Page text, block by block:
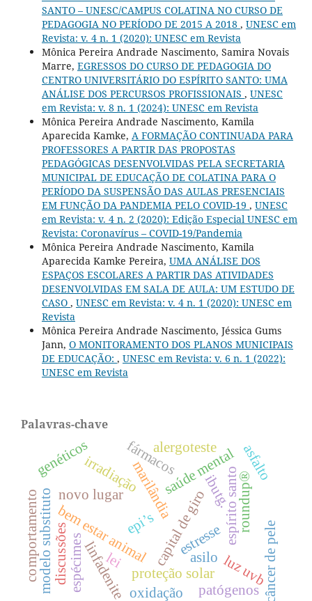
SANTO – UNESC/CAMPUS COLATINA NO CURSO DE
PEDAGOGIA NO PERÍODO DE 2015 A 2018 , UNESC em
Revista: v. 4 n. 1 (2020): UNESC em Revista
Mônica Pereira Andrade Nascimento, Samira Novais
Marre, EGRESSOS DO CURSO DE PEDAGOGIA DO
CENTRO UNIVERSITÁRIO DO ESPÍRITO SANTO: UMA
ANÁLISE DOS PERCURSOS PROFISSIONAIS , UNESC
em Revista: v. 8 n. 1 (2024): UNESC em Revista
Mônica Pereira Andrade Nascimento, Kamila
Aparecida Kamke, A FORMAÇÃO CONTINUADA PARA
PROFESSORES A PARTIR DAS PROPOSTAS
PEDAGÓGICAS DESENVOLVIDAS PELA SECRETARIA
MUNICIPAL DE EDUCAÇÃO DE COLATINA PARA O
PERÍODO DA SUSPENSÃO DAS AULAS PRESENCIAIS
EM FUNÇÃO DA PANDEMIA PELO COVID-19 , UNESC
em Revista: v. 4 n. 2 (2020): Edição Especial UNESC em
Revista: Coronavírus – COVID-19/Pandemia
Mônica Pereira Andrade Nascimento, Kamila
Aparecida Kamke Pereira, UMA ANÁLISE DOS
ESPAÇOS ESCOLARES A PARTIR DAS ATIVIDADES
DESENVOLVIDAS EM SALA DE AULA: UM ESTUDO DE
CASO , UNESC em Revista: v. 4 n. 1 (2020): UNESC em
Revista
Mônica Pereira Andrade Nascimento, Jéssica Gums
Jann, O MONITORAMENTO DOS PLANOS MUNICIPAIS
DE EDUCAÇÃO: , UNESC em Revista: v. 6 n. 1 (2022):
UNESC em Revista
Palavras-chave
capital de giro
epi’s
marilândia
proteção solar
bem estar animal
modelo substituto estresse
asilo
saúde mental
comportamento novo lugar espírito santoroundup®
luz uvb
irradiação
câncer de pele
alergoteste
linfadenite
lei
espécimes
discussões
genéticos fármacos asfalto
oxidação
ibutg.
patógenos